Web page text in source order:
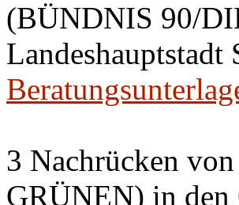
(BÜNDNIS 90/
Landeshauptstadt
3 Nachrücken
GRÜNEN) in den